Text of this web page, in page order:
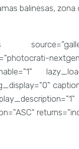
balinesas, zona